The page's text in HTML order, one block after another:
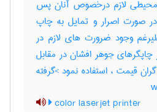
لازم درخصوص آنان پس
صورت اصرار و تمایل به چاپ
وجود ضرورت های لازم در
جوهر افشان در مقابل
قیمت ، استفاده نمود >گرفته
color laserjet printer